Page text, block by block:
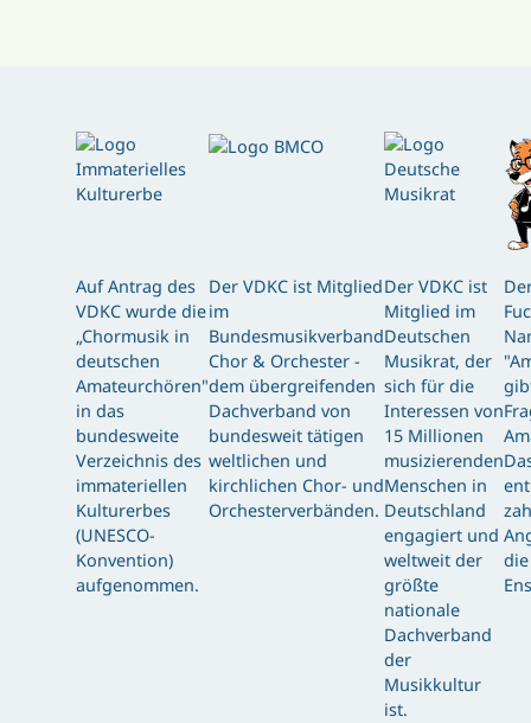
Auf Antrag des
VDKC wurde die
„Chormusik in
deutschen
Amateurchören"
in das
bundesweite
Verzeichnis des
immateriellen
Kulturerbes
(UNESCO-
Konvention)
aufgenommen.
Der VDKC ist Mitglied
im
Bundesmusikverband
Chor & Orchester -
dem übergreifenden
Dachverband von
bundesweit tätigen
weltlichen und
kirchlichen Chor- und
Orchesterverbänden.
Der VDKC ist
Mitglied im
Deutschen
Musikrat, der
sich für die
Interessen von
15 Millionen
musizierenden
Menschen in
Deutschland
engagiert und
weltweit der
größte
nationale
Dachverband
der
Musikkultur
ist.
die